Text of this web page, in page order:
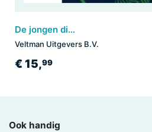
De jongen die een beer redde
Veltman Uitgevers B.V.
€ 15,99
Ook handig